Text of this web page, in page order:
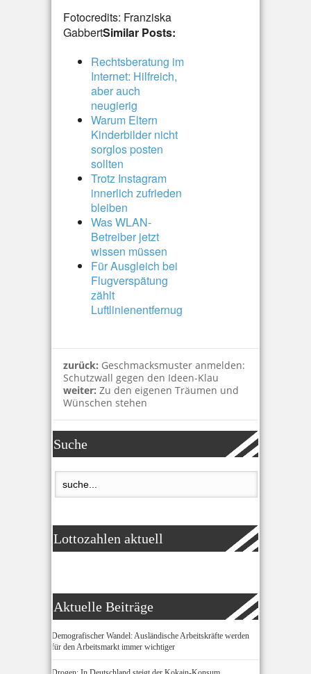
Fotocredits: Franziska
GabbertSimilar Posts:
Rechtsberatung im
Internet: Hilfreich,
aber auch
neugierig
Warum Eltern
Kinderbilder nicht
sorglos posten
sollten
Trotz Instagram
innerlich zufrieden
bleiben
Was WLAN-
Betreiber jetzt
wissen müssen
Für Ausgleich bei
Flugverspätung
zählt
Luftlinienentfernug
zurück: Geschmacksmuster anmelden:
Schutzwall gegen den Ideen-Klau
weiter: Zu den eigenen Träumen und
Wünschen stehen
Suche
Lottozahlen aktuell
Aktuelle Beiträge
Demografischer Wandel: Ausländische Arbeitskräfte werden
für den Arbeitsmarkt immer wichtiger